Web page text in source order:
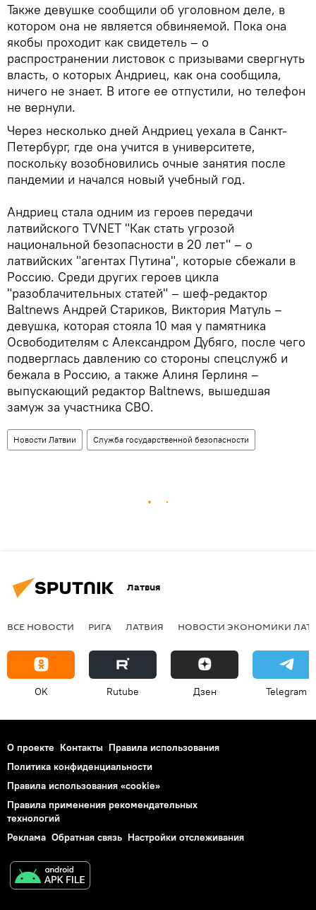
Также девушке сообщили об уголовном деле, в
котором она не является обвиняемой. Пока она
якобы проходит как свидетель – о
распространении листовок с призывами свергнуть
власть, о которых Андриец, как она сообщила,
ничего не знает. В итоге ее отпустили, но телефон
не вернули.
Через несколько дней Андриец уехала в Санкт-
Петербург, где она учится в университете,
поскольку возобновились очные занятия после
пандемии и начался новый учебный год.
Андриец стала одним из героев передачи
латвийского TVNET "Как стать угрозой
национальной безопасности в 20 лет" – о
латвийских "агентах Путина", которые сбежали в
Россию. Среди других героев цикла
"разоблачительных статей" – шеф-редактор
Baltnews Андрей Стариков, Виктория Матуль –
девушка, которая стояла 10 мая у памятника
Освободителям с Александром Дубяго, после чего
подверглась давлению со стороны спецслужб и
бежала в Россию, а также Алиня Герлиня –
выпускающий редактор Baltnews, вышедшая
замуж за участника СВО.
Новости Латвии Служба государственной безопасности
Латвия
ВСЕ НОВОСТИ РИГА ЛАТВИЯ НОВОСТИ ЭКОНОМИКИ
OK Rutube Дзен Telegram
О проекте Контакты Правила использования
Политика конфиденциальности
Правила использования «cookie»
Правила применения рекомендательных
технологий
Реклама Обратная связь Настройки отслеживания